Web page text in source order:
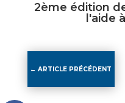
2ème édition
l'aide
←ARTICLE PRÉCÉDENT